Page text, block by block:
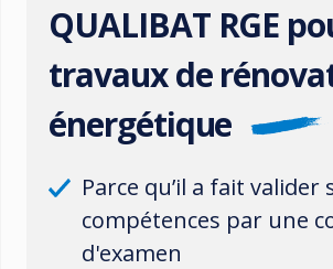
QUALIBAT RGE
travaux de
énergétique
Parce qu’il a fait valider
compétences par une
d'examen